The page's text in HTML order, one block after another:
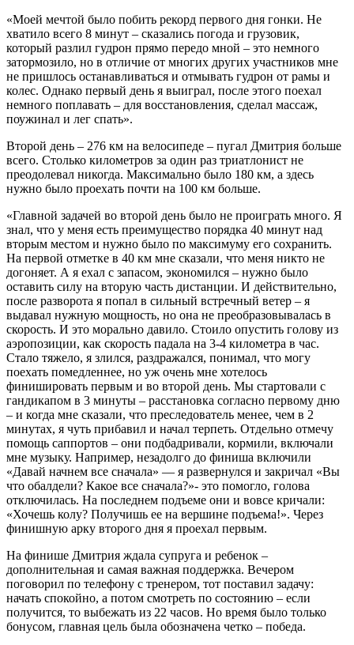
«Моей мечтой было побить рекорд первого дня гонки. Не
хватило всего 8 минут – сказались погода и грузовик,
который разлил гудрон прямо передо мной – это немного
затормозило, но в отличие от многих других участников мне
не пришлось останавливаться и отмывать гудрон от рамы и
колес. Однако первый день я выиграл, после этого поехал
немного поплавать – для восстановления, сделал массаж,
поужинал и лег спать».
Второй день – 276 км на велосипеде – пугал Дмитрия больше
всего. Столько километров за один раз триатлонист не
преодолевал никогда. Максимально было 180 км, а здесь
нужно было проехать почти на 100 км больше.
«Главной задачей во второй день было не проиграть много. Я
знал, что у меня есть преимущество порядка 40 минут над
вторым местом и нужно было по максимуму его сохранить.
На первой отметке в 40 км мне сказали, что меня никто не
догоняет. А я ехал с запасом, экономился – нужно было
оставить силу на вторую часть дистанции. И действительно,
после разворота я попал в сильный встречный ветер – я
выдавал нужную мощность, но она не преобразовывалась в
скорость. И это морально давило. Стоило опустить голову из
аэропозиции, как скорость падала на 3-4 километра в час.
Стало тяжело, я злился, раздражался, понимал, что могу
поехать помедленнее, но уж очень мне хотелось
финишировать первым и во второй день. Мы стартовали с
гандикапом в 3 минуты – расстановка согласно первому дню
– и когда мне сказали, что преследователь менее, чем в 2
минутах, я чуть прибавил и начал терпеть. Отдельно отмечу
помощь саппортов – они подбадривали, кормили, включали
мне музыку. Например, незадолго до финиша включили
«Давай начнем все сначала» — я развернулся и закричал «Вы
что обалдели? Какое все сначала?»- это помогло, голова
отключилась. На последнем подъеме они и вовсе кричали:
«Хочешь колу? Получишь ее на вершине подъема!». Через
финишную арку второго дня я проехал первым.
На финише Дмитрия ждала супруга и ребенок –
дополнительная и самая важная поддержка. Вечером
поговорил по телефону с тренером, тот поставил задачу:
начать спокойно, а потом смотреть по состоянию – если
получится, то выбежать из 22 часов. Но время было только
бонусом, главная цель была обозначена четко – победа.